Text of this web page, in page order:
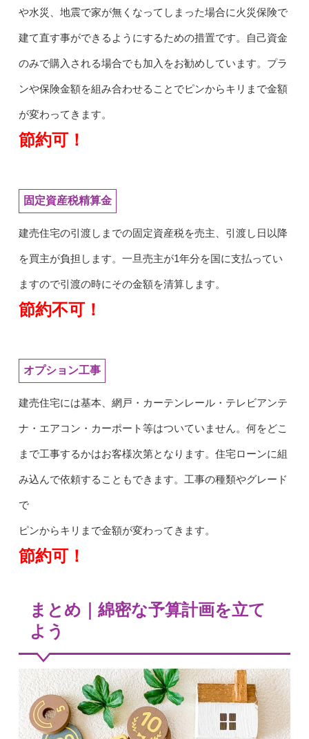
や水災、地震で家が無くなってしまった場合に火災保険で
建て直す事ができるようにするための措置です。自己資金
のみで購入される場合でも加入をお勧めしています。プラ
ンや保険金額を組み合わせることでピンからキリまで金額
が変わってきます。
節約可！
固定資産税精算金
建売住宅の引渡しまでの固定資産税を売主、引渡し日以降
を買主が負担します。一旦売主が1年分を国に支払ってい
ますので引渡の時にその金額を清算します。
節約不可！
オプション工事
建売住宅には基本、網戸・カーテンレール・テレビアンテ
ナ・エアコン・カーポート等はついていません。何をどこ
まで工事するかはお客様次第となります。住宅ローンに組
み込んで依頼することもできます。工事の種類やグレード
で
ピンからキリまで金額が変わってきます。
節約可！
まとめ｜綿密な予算計画を立て
よう